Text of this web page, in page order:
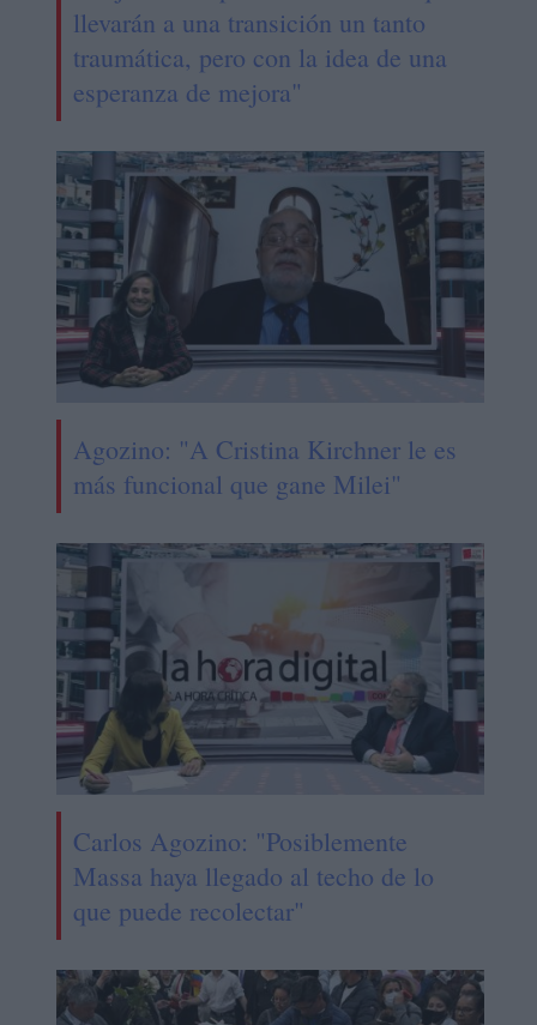
llevarán a una transición un tanto
traumática, pero con la idea de una
esperanza de mejora"
Agozino: "A Cristina Kirchner le es
más funcional que gane Milei"
Carlos Agozino: "Posiblemente
Massa haya llegado al techo de lo
que puede recolectar"